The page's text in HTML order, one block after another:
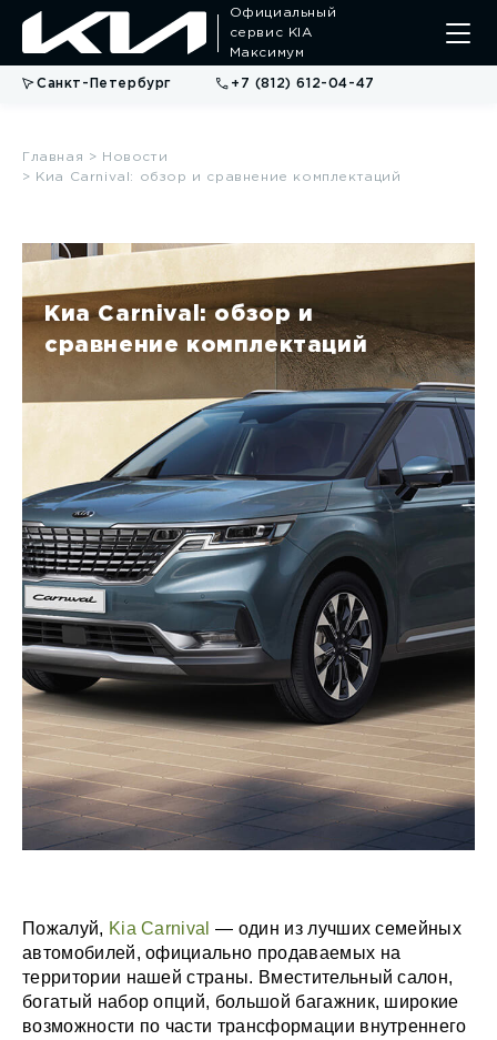
Официальный
сервис KIA
Максимум
Санкт-Петербург +7 (812) 612-04-47
Главная
> Новости
> Киа Carnival: обзор и сравнение комплектаций
Киа Carnival: обзор и
сравнение комплектаций
Пожалуй, Kia Carnival — один из лучших семейных
автомобилей, официально продаваемых на
территории нашей страны. Вместительный салон,
богатый набор опций, большой багажник, широкие
возможности по части трансформации внутреннего